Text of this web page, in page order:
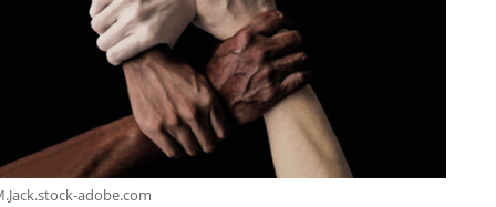
adobe.com